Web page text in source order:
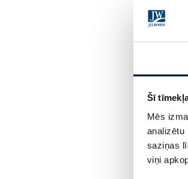
Šī
Mēs
analizētu
saziņas
viņi